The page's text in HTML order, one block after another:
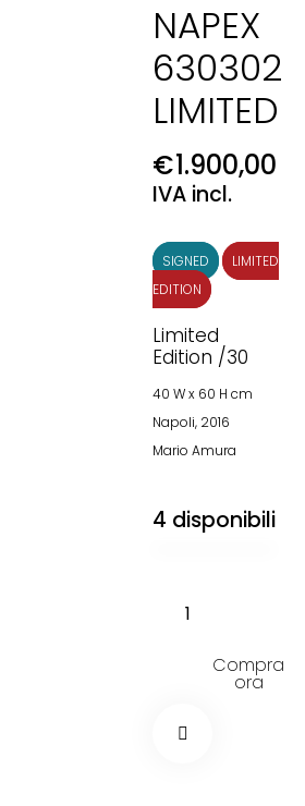
NAPEX
630302
LIMITED
€1.900,00
IVA incl.
SIGNED
LIMITED
EDITION
Limited
Edition /30
40 W x 60 H cm
Napoli, 2016
Mario Amura
4 disponibili
Compra
ora